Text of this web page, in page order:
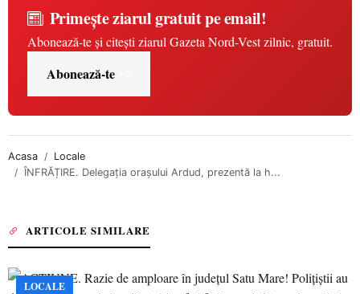
Primește ziarul gratuit pe email!
Abonează-te și citești ziarul Gazeta Nord-Vest zilnic, gratuit.
Abonează-te
Acasa
Locale
ÎNFRĂȚIRE. Delegația orașului Ardud, prezentă la h...
ARTICOLE SIMILARE
LOCALE